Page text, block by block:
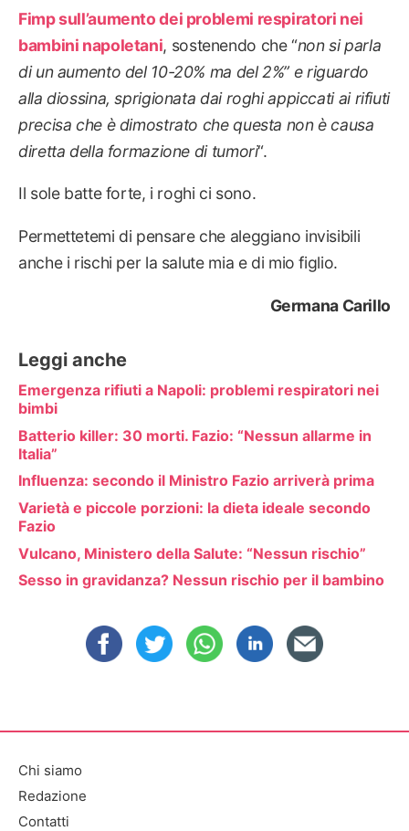
Fimp sull’aumento dei problemi respiratori nei
bambini napoletani, sostenendo che “non si parla
di un aumento del 10-20% ma del 2%” e riguardo
alla diossina, sprigionata dai roghi appiccati ai rifiuti
precisa che è dimostrato che questa non è causa
diretta della formazione di tumori“.
Il sole batte forte, i roghi ci sono.
Permettetemi di pensare che aleggiano invisibili
anche i rischi per la salute mia e di mio figlio.
Germana Carillo
Leggi anche
Emergenza rifiuti a Napoli: problemi respiratori nei
bimbi
Batterio killer: 30 morti. Fazio: “Nessun allarme in
Italia”
Influenza: secondo il Ministro Fazio arriverà prima
Varietà e piccole porzioni: la dieta ideale secondo
Fazio
Vulcano, Ministero della Salute: “Nessun rischio”
Sesso in gravidanza? Nessun rischio per il bambino
Chi siamo
Redazione
Contatti